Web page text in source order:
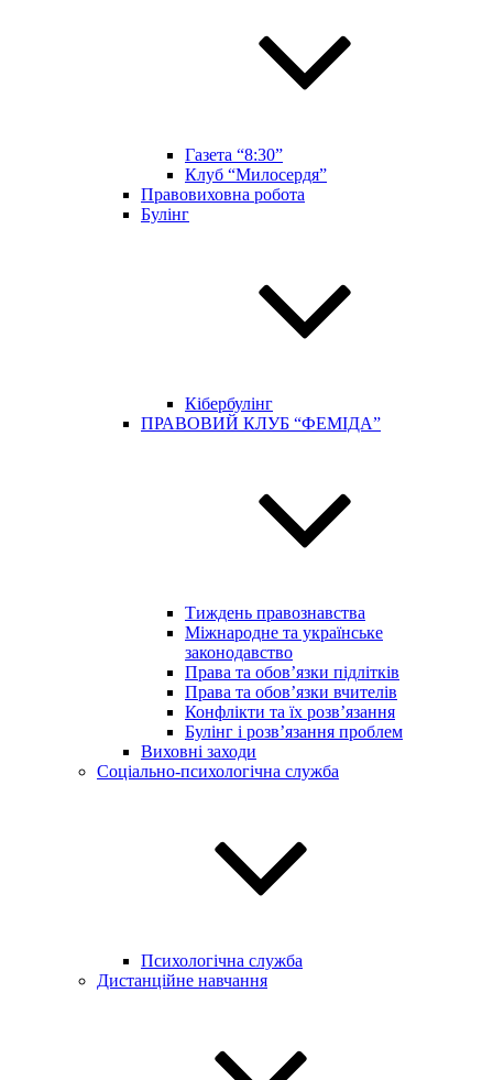
Газета “8:30”
Клуб “Милосердя”
Правовиховна робота
Булінг
Кібербулінг
ПРАВОВИЙ КЛУБ “ФЕМІДА”
Тиждень правознавства
Міжнародне та українське
законодавство
Права та обов’язки підлітків
Права та обов’язки вчителів
Конфлікти та їх розв’язання
Булінг і розв’язання проблем
Виховні заходи
Соціально-психологічна служба
Психологічна служба
Дистанційне навчання